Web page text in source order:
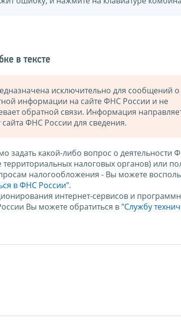
в тексте
исключительно для сообщений о
информации на сайте ФНС России и не
обратной связи. Информация
сайта ФНС России для сведения.
задать какой-либо вопрос о деятельности
территориальных налоговых органов) или
налогообложения - Вы можете
в ФНС России".
интернет-сервисов и
Вы можете обратиться в "Службу